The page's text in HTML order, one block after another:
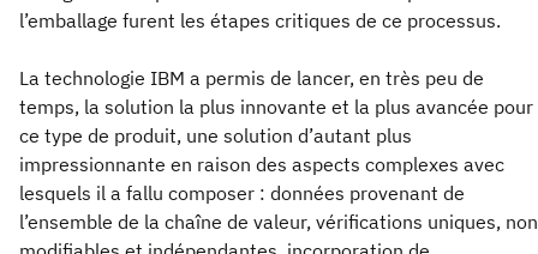
l’emballage furent les étapes critiques de ce processus.
La technologie IBM a permis de lancer, en très peu de
temps, la solution la plus innovante et la plus avancée pour
ce type de produit, une solution d’autant plus
impressionnante en raison des aspects complexes avec
lesquels il a fallu composer : données provenant de
l’ensemble de la chaîne de valeur, vérifications uniques, non